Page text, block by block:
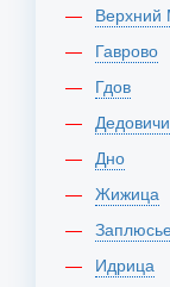
Гаврово
Гдов
Дедовичи
Дно
Жижица
Идрица